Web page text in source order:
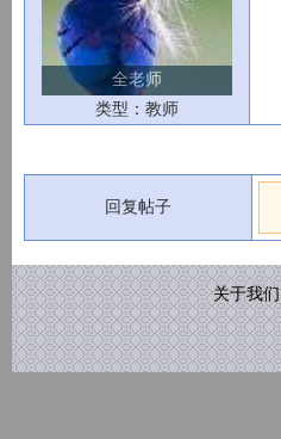
全老师
类型：教师
回复帖子
关于我们